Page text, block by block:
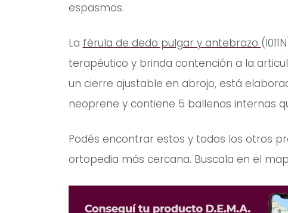
espasmos.
La férula de dedo pulgar y antebrazo
terapéutico y brinda contención a la
un cierre ajustable en abrojo, está
neoprene y contiene 5 ballenas internas
Podés encontrar estos y todos los otros
ortopedia más cercana. Buscala en el